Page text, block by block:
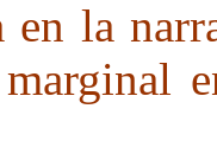
en la